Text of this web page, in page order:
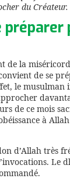
du Créateur.
préparer
de la
de se
le musulman
de ce mois
à
d’Allah très
Le